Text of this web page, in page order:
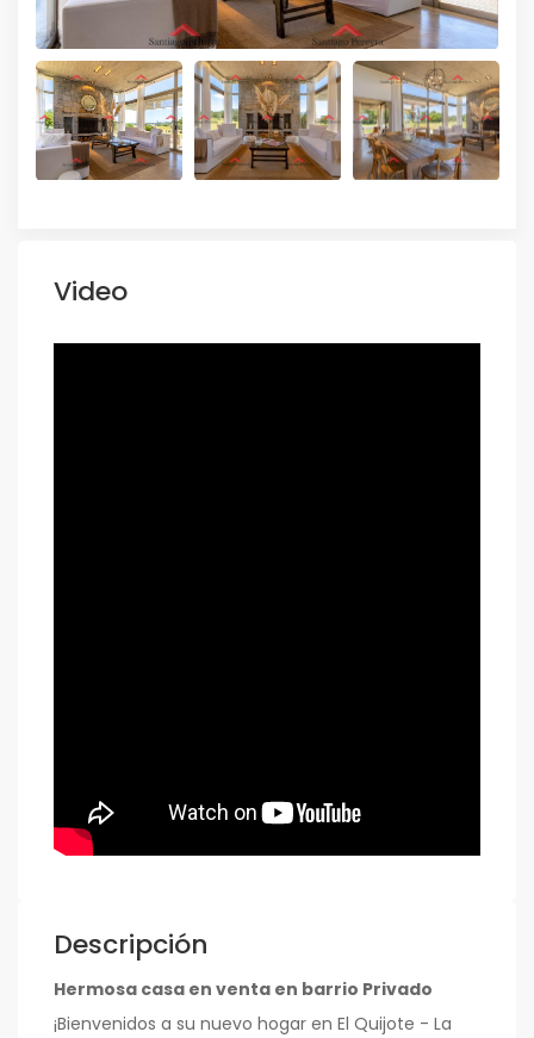
Video
Descripción
Hermosa casa en venta en barrio Privado
¡Bienvenidos a su nuevo hogar en El Quijote - La